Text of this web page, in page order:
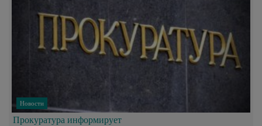
Новости
Прокуратура информирует